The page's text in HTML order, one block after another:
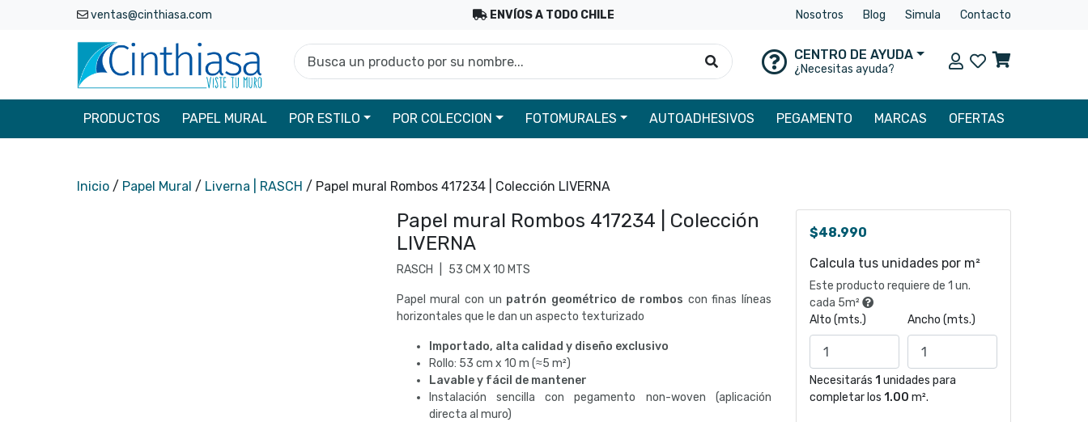
ventas@cinthiasa.com ENVÍOS A TODO CHILE Nosotros Blog Simula Contacto
Busca un producto por su nombre... Buscar CENTRO DE AYUDA
¿Necesitas ayuda?
Mi cuenta
PRODUCTOS PAPEL MURAL POR ESTILO POR COLECCION FOTOMURALES AUTOADHESIVOS PEGAMENTO MARCAS OFERTAS
Inicio / Papel Mural / Liverna | RASCH / Papel mural Rombos 417234 | Colección LIVERNA
Papel mural Rombos 417234 | Colección
LIVERNA
RASCH 53 CM X 10 MTS
Papel mural con un patrón geométrico de rombos con finas líneas
horizontales que le dan un aspecto texturizado
Importado, alta calidad y diseño exclusivo
Rollo: 53 cm x 10 m (≈5 m²)
Lavable y fácil de mantener
Instalación sencilla con pegamento non-woven (aplicación
directa al muro)
$48.990
Calcula tus unidades por m²
Este producto requiere de 1 un.
cada 5m²
Alto (mts.)
Ancho (mts.)
Necesitarás 1 unidades para
completar los 1.00 m².